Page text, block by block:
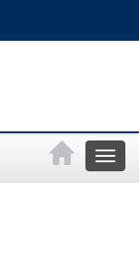
Toggle